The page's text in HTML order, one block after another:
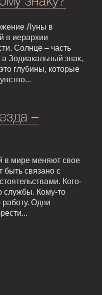
Луны в
в иерархии
Солнце – часть
Зодиакальный знак,
глубины, которые
–
в мире меняют свое
быть связано с
Кого-
службы. Кому-то
Одни